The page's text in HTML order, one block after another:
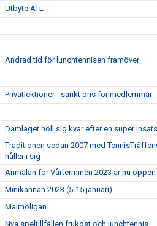
Utbyte ATL
Ändrad tid för lunchtennisen framöver
Privatlektioner - sänkt pris för medlemmar
Damlaget höll sig kvar efter en super
Traditionen sedan 2007 med
håller i sig
Anmälan för Vårterminen 2023 är nu öppen
Minikannan 2023 (5-15 januari)
Malmöligan
Nya speltillfällen frukost och lunchtennis